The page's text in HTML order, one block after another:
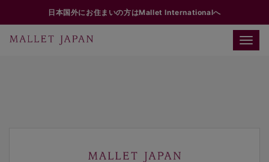
日本国外にお住まいの方はMallet Internationalへ
Toggle